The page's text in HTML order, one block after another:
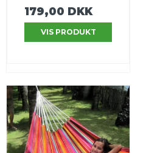
179,00 DKK
VIS PRODUKT